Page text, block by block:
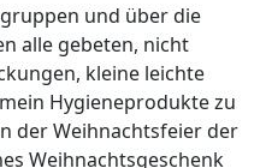
und über die
alle gebeten, nicht
kleine leichte
Hygieneprodukte zu
der Weihnachtsfeier der
Weihnachtsgeschenk